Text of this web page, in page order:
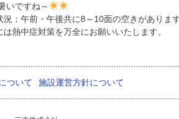
いですね～
：午前・午後共に8～10面の空きがあります
熱中症対策を万全にお願いいたします。
ついて 施設運営方針について